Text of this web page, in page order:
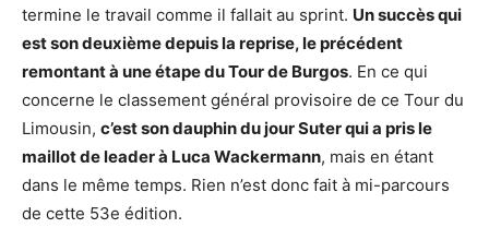
termine le travail comme il fallait au sprint. Un succès qui
est son deuxième depuis la reprise, le précédent
remontant à une étape du Tour de Burgos. En ce qui
concerne le classement général provisoire de ce Tour du
Limousin, c’est son dauphin du jour Suter qui a pris le
maillot de leader à Luca Wackermann, mais en étant
dans le même temps. Rien n’est donc fait à mi-parcours
de cette 53e édition.